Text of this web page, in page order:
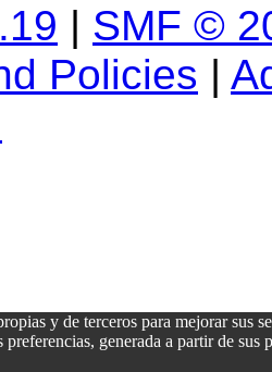
| SMF ©
Policies |
y de terceros para mejorar sus
generada a partir de